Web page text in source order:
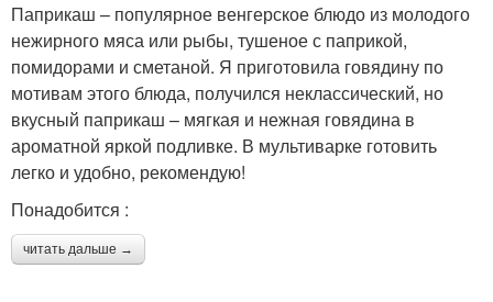
Паприкаш – популярное венгерское блюдо из молодого
нежирного мяса или рыбы, тушеное с паприкой,
помидорами и сметаной. Я приготовила говядину по
мотивам этого блюда, получился неклассический, но
вкусный паприкаш – мягкая и нежная говядина в
ароматной яркой подливке. В мультиварке готовить
легко и удобно, рекомендую!
Понадобится :
читать дальше →